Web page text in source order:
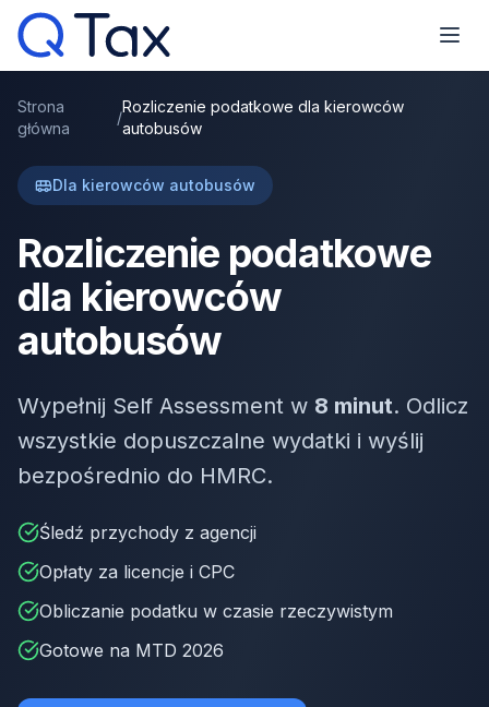
Strona
główna
/
Rozliczenie podatkowe dla kierowców
autobusów
Dla kierowców autobusów
Rozliczenie podatkowe
dla kierowców
autobusów
Wypełnij Self Assessment w 8 minut. Odlicz
wszystkie dopuszczalne wydatki i wyślij
bezpośrednio do HMRC.
Śledź przychody z agencji
Opłaty za licencje i CPC
Obliczanie podatku w czasie rzeczywistym
Gotowe na MTD 2026